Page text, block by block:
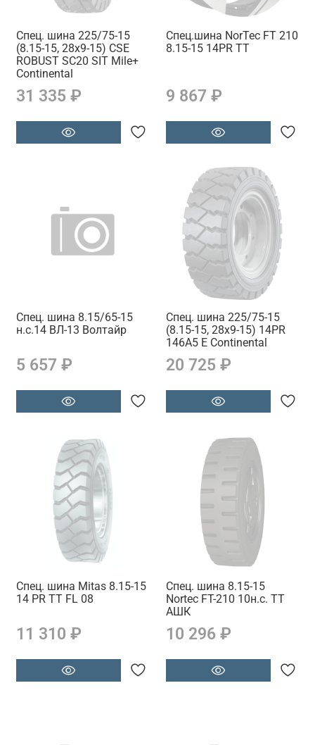
Спец. шина 225/75-15
(8.15-15, 28x9-15) CSE
ROBUST SC20 SIT Mile+
Continental
31 335 ₽
Спец.шина NorTec FT 210
8.15-15 14PR TT
9 867 ₽
Спец. шина 8.15/65-15
н.с.14 ВЛ-13 Волтайр
5 657 ₽
Спец. шина 225/75-15
(8.15-15, 28x9-15) 14PR
146A5 E Continental
20 725 ₽
Спец. шина Mitas 8.15-15
14 PR TT FL 08
11 310 ₽
Спец. шина 8.15-15
Nortec FT-210 10н.с. TT
АШК
10 296 ₽